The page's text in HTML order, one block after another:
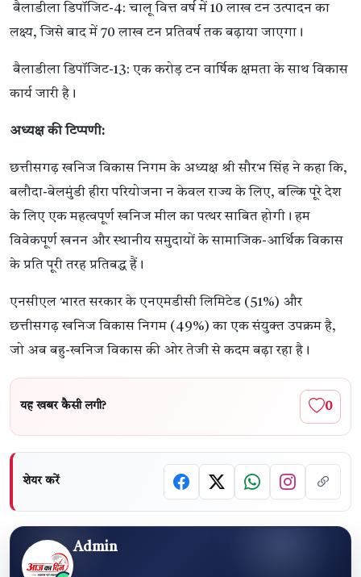
बैलाडीला डिपॉजिट-4: चालू वित्त वर्ष में 10 लाख टन उत्पादन का
लक्ष्य, जिसे बाद में 70 लाख टन प्रतिवर्ष तक बढ़ाया जाएगा।
बैलाडीला डिपॉजिट-13: एक करोड़ टन वार्षिक क्षमता के साथ विकास
कार्य जारी है।
अध्यक्ष की टिप्पणी:
छत्तीसगढ़ खनिज विकास निगम के अध्यक्ष श्री सौरभ सिंह ने कहा कि,
बलौदा-बेलमुंडी हीरा परियोजना न केवल राज्य के लिए, बल्कि पूरे देश
के लिए एक महत्वपूर्ण खनिज मील का पत्थर साबित होगी। हम
विवेकपूर्ण खनन और स्थानीय समुदायों के सामाजिक-आर्थिक विकास
के प्रति पूरी तरह प्रतिबद्ध हैं।
एनसीएल भारत सरकार के एनएमडीसी लिमिटेड (51%) और
छत्तीसगढ़ खनिज विकास निगम (49%) का एक संयुक्त उपक्रम है,
जो अब बहु-खनिज विकास की ओर तेजी से कदम बढ़ा रहा है।
यह खबर कैसी लगी? 0
शेयर करें
Admin